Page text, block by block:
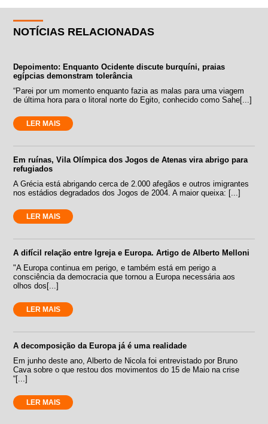
NOTÍCIAS RELACIONADAS
Depoimento: Enquanto Ocidente discute burquíni, praias
egípcias demonstram tolerância
“Parei por um momento enquanto fazia as malas para uma viagem
de última hora para o litoral norte do Egito, conhecido como Sahe[...]
LER MAIS
Em ruínas, Vila Olímpica dos Jogos de Atenas vira abrigo para
refugiados
A Grécia está abrigando cerca de 2.000 afegãos e outros imigrantes
nos estádios degradados dos Jogos de 2004. A maior queixa: [...]
LER MAIS
A difícil relação entre Igreja e Europa. Artigo de Alberto Melloni
"A Europa continua em perigo, e também está em perigo a
consciência da democracia que tornou a Europa necessária aos
olhos dos[...]
LER MAIS
A decomposição da Europa já é uma realidade
Em junho deste ano, Alberto de Nicola foi entrevistado por Bruno
Cava sobre o que restou dos movimentos do 15 de Maio na crise
“[...]
LER MAIS